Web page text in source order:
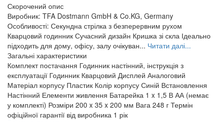
Скорочений опис
Виробник: TFA Dostmann GmbH & Co.KG, Germany
Особливості: Секундна стрілка з безперервним рухом
Кварцовий годинник Сучасний дизайн Кришка зі скла Ідеально
підходить для дому, офісу, залу очікуван... Читати далі...
Загальні характеристики
Комплект постачання Годинник настінний, інструкція з
експлуатації Годинник Кварцовий Дисплей Аналоговий
Матеріал корпусу Пластик Колір корпусу Синій Встановлення
Настінний Елементи живлення Батарейка 1 x 1,5 В АА (немає
у комплекті) Розміри 200 x 35 x 200 мм Вага 248 г Термін
офіційної гарантії від виробника 1 рік